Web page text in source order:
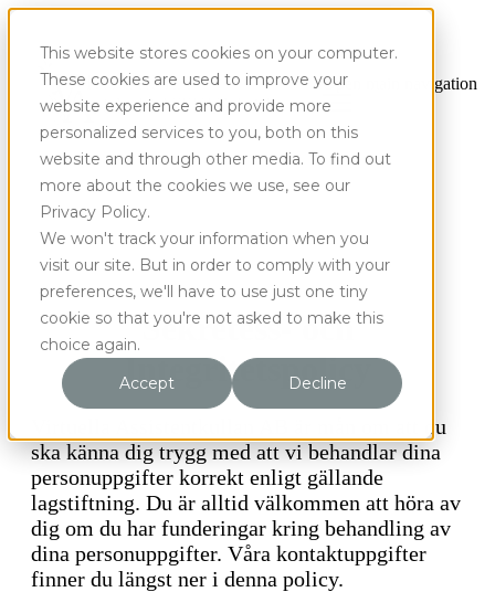
This website stores cookies on your computer.
These cookies are used to improve your
website experience and provide more
personalized services to you, both on this
website and through other media. To find out
more about the cookies we use, see our
Privacy Policy.
We won't track your information when you
visit our site. But in order to comply with your
preferences, we'll have to use just one tiny
cookie so that you're not asked to make this
choice again.
Accept
Decline
Open main navigation
Sekretess- och
Integritetspolicy
Virtuella Assistentkullan AB är mån om att du
ska känna dig trygg med att vi behandlar dina
personuppgifter korrekt enligt gällande
lagstiftning. Du är alltid välkommen att höra av
dig om du har funderingar kring behandling av
dina personuppgifter. Våra kontaktuppgifter
finner du längst ner i denna policy.